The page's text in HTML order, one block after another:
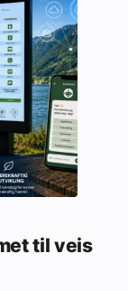
til veis